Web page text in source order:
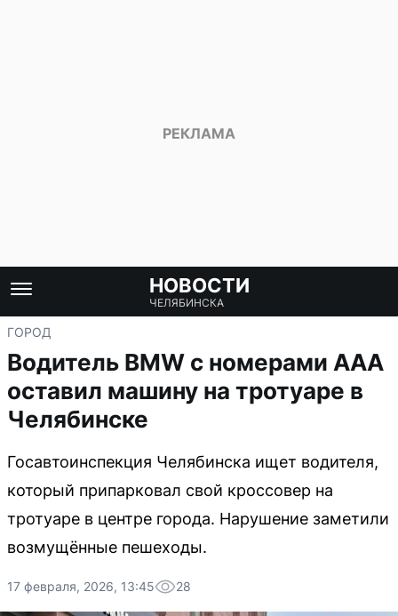
НОВОСТИ
ЧЕЛЯБИНСКА
ГОРОД
Водитель BMW с номерами AAA
оставил машину на тротуаре в
Челябинске
Госавтоинспекция Челябинска ищет водителя,
который припарковал свой кроссовер на
тротуаре в центре города. Нарушение заметили
возмущённые пешеходы.
17 февраля, 2026, 13:45 28